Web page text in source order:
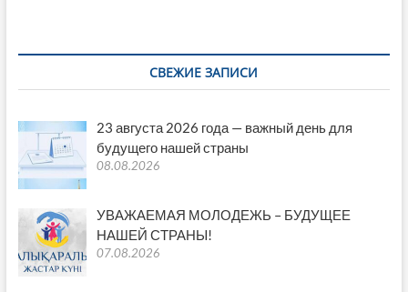
СВЕЖИЕ ЗАПИСИ
23 августа 2026 года — важный день для
будущего нашей страны
08.08.2026
УВАЖАЕМАЯ МОЛОДЕЖЬ – БУДУЩЕЕ
НАШЕЙ СТРАНЫ!
07.08.2026